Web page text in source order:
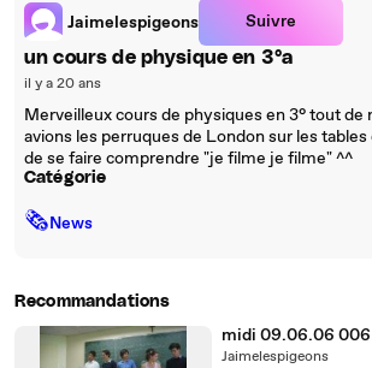
Jaimelespigeons Suivre
un cours de physique en 3°a
il y a 20 ans
Merveilleux cours de physiques en 3° tout de
avions les perruques de London sur les tables
de se faire comprendre "je filme je filme" ^^
Catégorie
🗞News
Recommandations
midi 09.06.06 006
Jaimelespigeons